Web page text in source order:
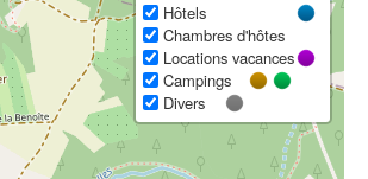
Hôtels
Chambres d'hôtes
Locations vacances
Campings
Divers